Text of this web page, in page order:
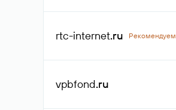
rtc-internet.ru Рекомендуем
vpbfond.ru